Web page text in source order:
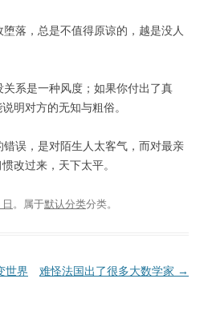
落，总是不值得原谅的，越是没人
系是一种风度；如果你付出了真
明对方的无知与粗俗。
误，是对陌生人太客气，而对最亲
改过来，天下太平。
。属于默认分类分类。
世界
难怪法国出了很多大数学家 →